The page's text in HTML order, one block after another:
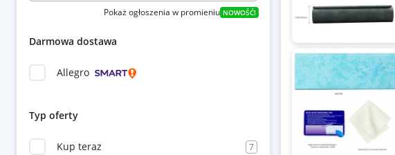
Pokaż ogłoszenia w promieniu NOWOŚĆ!
Darmowa dostawa
Allegro
Typ oferty
Kup teraz 7